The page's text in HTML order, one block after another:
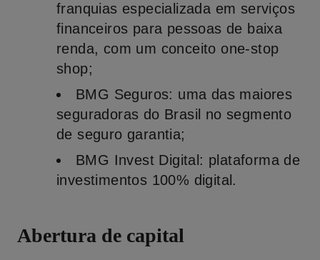
franquias especializada em serviços
financeiros para pessoas de baixa
renda, com um conceito one-stop
shop;
BMG Seguros: uma das maiores
seguradoras do Brasil no segmento
de seguro garantia;
BMG Invest Digital : plataforma de
investimentos 100% digital.
Abertura de capital